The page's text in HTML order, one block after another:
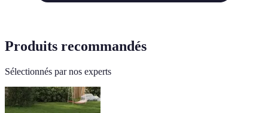
Produits recommandés
Sélectionnés par nos experts